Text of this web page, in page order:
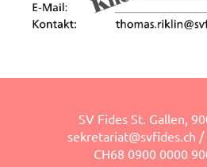
SV Fides St. Gallen,
sekretariat@svfides.ch /
CH68 0900 0000